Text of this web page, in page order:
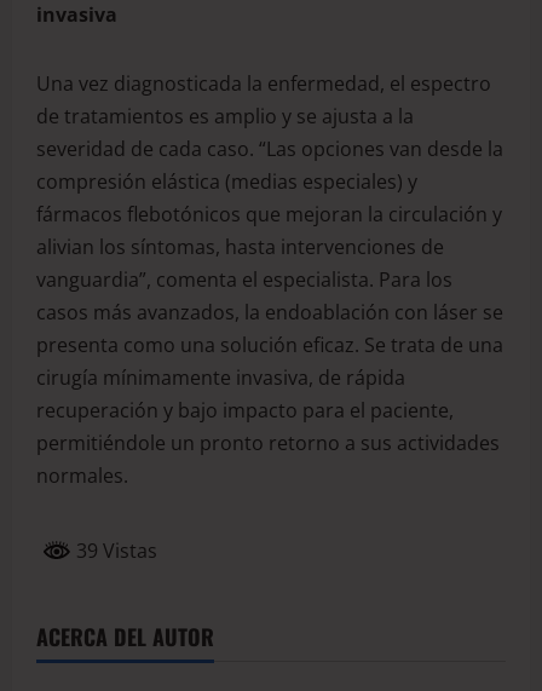
invasiva
Una vez diagnosticada la enfermedad, el espectro
de tratamientos es amplio y se ajusta a la
severidad de cada caso. “Las opciones van desde la
compresión elástica (medias especiales) y
fármacos flebotónicos que mejoran la circulación y
alivian los síntomas, hasta intervenciones de
vanguardia”, comenta el especialista. Para los
casos más avanzados, la endoablación con láser se
presenta como una solución eficaz. Se trata de una
cirugía mínimamente invasiva, de rápida
recuperación y bajo impacto para el paciente,
permitiéndole un pronto retorno a sus actividades
normales.
39 Vistas
ACERCA DEL AUTOR